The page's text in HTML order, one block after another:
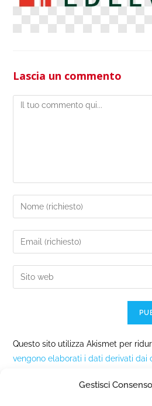
Gestisci
Lascia un commento
Questo sito utilizza Akismet per
vengono elaborati i dati derivati dai